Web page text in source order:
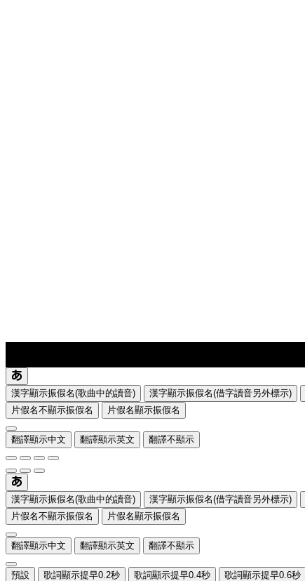
漢字顯示振假名(歌曲中的讀音) 漢字顯示振假名(借字讀音另外標示)
片假名不顯示振假名
片假名顯示振假名
翻譯顯示中文 翻譯顯示英文 翻譯不顯示
漢字顯示振假名(歌曲中的讀音) 漢字顯示振假名(借字讀音另外標示)
片假名不顯示振假名
片假名顯示振假名
翻譯顯示中文 翻譯顯示英文 翻譯不顯示
預設 歌詞顯示提早0.2秒 歌詞顯示提早0.4秒 歌詞顯示提早0.6秒